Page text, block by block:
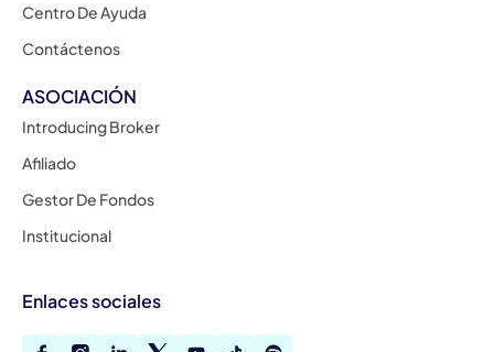
Centro De Ayuda
Contáctenos
ASOCIACIÓN
Introducing Broker
Afiliado
Gestor De Fondos
Institucional
Enlaces sociales